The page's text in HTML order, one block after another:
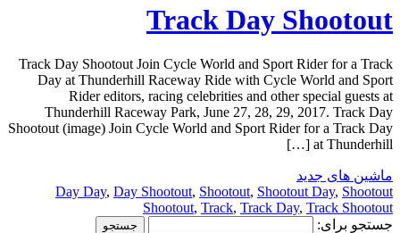
Track Day Shootout
Track Day Shootout Join Cycle World and Sport Rider for a Track
Day at Thunderhill Raceway Ride with Cycle World and Sport
Rider editors, racing celebrities and other special guests at
Thunderhill Raceway Park, June 27, 28, 29, 2017. Track Day
Shootout (image) Join Cycle World and Sport Rider for a Track Day
at Thunderhill […]
ماشین های جدید
Day Day, Day Shootout, Shootout, Shootout Day, Shootout
Shootout, Track, Track Day, Track Shootout
جستجو برای: